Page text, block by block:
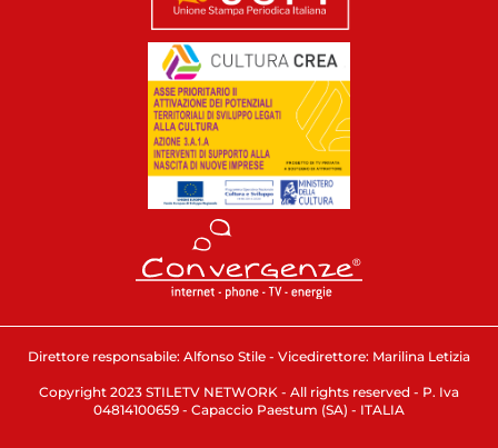
Direttore responsabile: Alfonso Stile - Vicedirettore: Marilina Letizia
Copyright 2023 STILETV NETWORK - All rights reserved - P. Iva
04814100659 - Capaccio Paestum (SA) - ITALIA